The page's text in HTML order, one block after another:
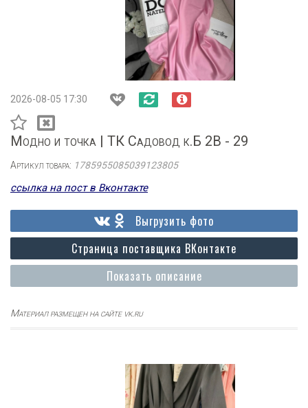
2026-08-05 17:30
Модно и точка | ТК Садовод к.Б 2В - 29
Артикул товара: 1785955085039123805
ссылка на пост в Вконтакте
Показать описание
Страница поставщика ВКонтакте
Выгрузить фото
Материал размещен на сайте vk.ru